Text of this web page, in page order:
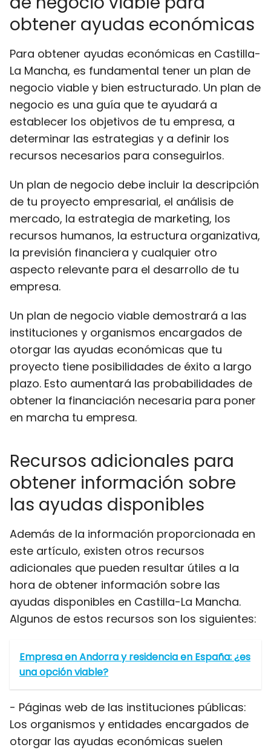
obtener ayudas económicas
Para obtener ayudas económicas en Castilla-
La Mancha, es fundamental tener un plan de
negocio viable y bien estructurado. Un plan de
negocio es una guía que te ayudará a
establecer los objetivos de tu empresa, a
determinar las estrategias y a definir los
recursos necesarios para conseguirlos.
Un plan de negocio debe incluir la descripción
de tu proyecto empresarial, el análisis de
mercado, la estrategia de marketing, los
recursos humanos, la estructura organizativa,
la previsión financiera y cualquier otro
aspecto relevante para el desarrollo de tu
empresa.
Un plan de negocio viable demostrará a las
instituciones y organismos encargados de
otorgar las ayudas económicas que tu
proyecto tiene posibilidades de éxito a largo
plazo. Esto aumentará las probabilidades de
obtener la financiación necesaria para poner
en marcha tu empresa.
Recursos adicionales para
obtener información sobre
las ayudas disponibles
Además de la información proporcionada en
este artículo, existen otros recursos
adicionales que pueden resultar útiles a la
hora de obtener información sobre las
ayudas disponibles en Castilla-La Mancha.
Algunos de estos recursos son los siguientes:
Empresa en Andorra y residencia en España: ¿es
una opción viable?
- Páginas web de las instituciones públicas:
Los organismos y entidades encargados de
otorgar las ayudas económicas suelen